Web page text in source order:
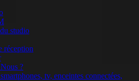
studio
réception
?
tv, enceintes connectées,